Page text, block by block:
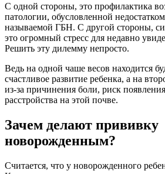
С одной стороны, это профилактика
патологии, обусловленной
называемой ГБН. С другой стороны,
это огромный стресс для недавно
Решить эту дилемму непросто.
Ведь на одной чаше весов находится
счастливое развитие ребенка, а на
из-за причинения боли, риск
расстройства на этой почве.
Зачем делают прививку
новорожденным?
Считается, что у новорожденного